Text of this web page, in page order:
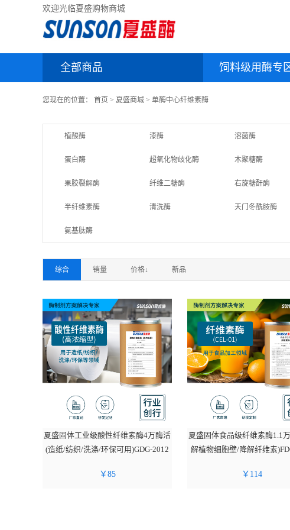
欢迎光临夏盛购物商城
全部商品 饲料级用酶专
您现在的位置： 首页 > 夏盛商城 > 单酶中心纤维素酶
植酸酶 漆酶 溶菌酶
蛋白酶 超氧化物歧化酶 木聚糖酶
果胶裂解酶 纤维二糖酶 右旋糖酐酶
半纤维素酶 清洗酶 天门冬酰胺酶
氨基肽酶
综合 销量 价格↓ 新品
夏盛固体工业级酸性纤维素酶4万酶活
(造纸/纺织/洗涤/环保可用)GDG-2012
￥ 85
夏盛固体食品级纤维素酶1.1
解植物细胞壁/降解纤维素
￥ 114